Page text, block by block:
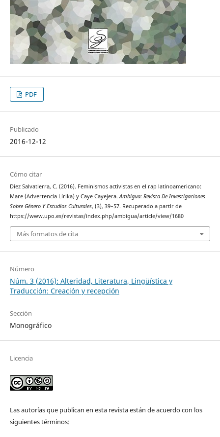
PDF
Publicado
2016-12-12
Cómo citar
Diez Salvatierra, C. (2016). Feminismos activistas en el rap latinoamericano:
Mare (Advertencia Lírika) y Caye Cayejera.Ambigua: Revista De Investigaciones
Sobre Género Y Estudios Culturales, (3), 39–57. Recuperado a partir de
https://www.upo.es/revistas/index.php/ambigua/article/view/1680
Más formatos de cita
Número
Núm. 3 (2016): Alteridad, Literatura, Lingüística y
Traducción: Creación y recepción
Sección
Monográfico
Licencia
Las autorías que publican en esta revista están de acuerdo con los
siguientes términos: